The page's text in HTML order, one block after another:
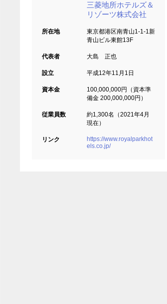
三菱地所ホテルズ＆
リゾーツ株式会社
所在地
東京都港区南青山1-1-1新
青山ビル東館13F
代表者 大島 正也
設立 平成12年11月1日
資本金
100,000,000円（資本準
備金 200,000,000円）
従業員数
約1,300名（2021年4月
現在）
リンク
https://www.royalparkhot
els.co.jp/